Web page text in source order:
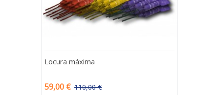
Locura máxima
59,00 € 110,00 €